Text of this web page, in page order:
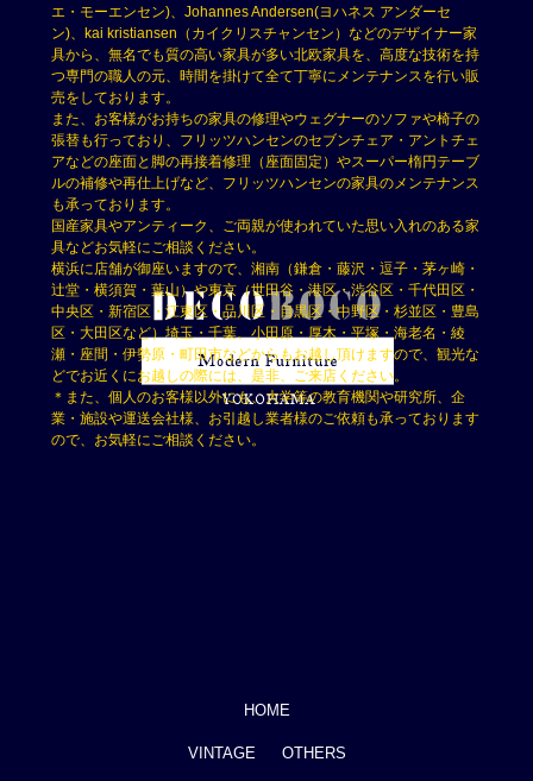
エ・モーエンセン)、Johannes Andersen(ヨハネス アンダーセ
ン)、kai kristiansen（カイクリスチャンセン）などのデザイナー家
具から、無名でも質の高い家具が多い北欧家具を、高度な技術を持
つ専門の職人の元、時間を掛けて全て丁寧にメンテナンスを行い販
売をしております。
また、お客様がお持ちの家具の修理やウェグナーのソファや椅子の
張替も行っており、フリッツハンセンのセブンチェア・アントチェ
アなどの座面と脚の再接着修理（座面固定）やスーパー楕円テーブ
ルの補修や再仕上げなど、フリッツハンセンの家具のメンテナンス
も承っております。
国産家具やアンティーク、ご両親が使われていた思い入れのある家
具などお気軽にご相談ください。
横浜に店舗が御座いますので、湘南（鎌倉・藤沢・逗子・茅ヶ崎・
辻堂・横須賀・葉山）や東京（世田谷・港区・渋谷区・千代田区・
中央区・新宿区・江東区・品川区・目黒区・中野区・杉並区・豊島
区・大田区など）埼玉・千葉、小田原・厚木・平塚・海老名・綾
瀬・座間・伊勢原・町田市などからもお越し頂けますので、観光な
どでお近くにお越しの際には、是非、ご来店ください。
＊また、個人のお客様以外にも、大学等の教育機関や研究所、企
業・施設や運送会社様、お引越し業者様のご依頼も承っております
ので、お気軽にご相談ください。
HOME
VINTAGE OTHERS